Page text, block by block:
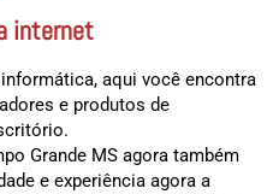
internet
aqui você encontra
e produtos de
Grande MS agora também
e experiência agora a